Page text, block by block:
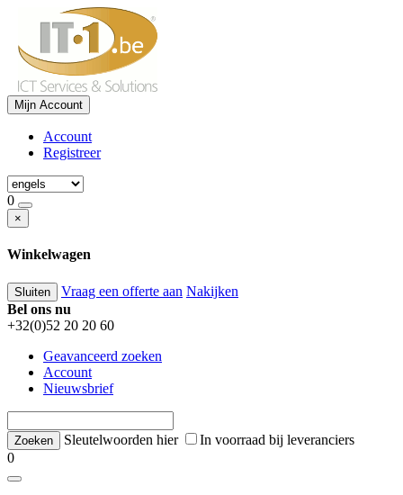
Mijn Account
Account
Registreer
0
×
Winkelwagen
Sluiten Vraag een offerte aan Nakijken
Bel ons nu
+32(0)52 20 20 60
Geavanceerd zoeken
Account
Nieuwsbrief
Sleutelwoorden hier
In voorraad bij leveranciers
0